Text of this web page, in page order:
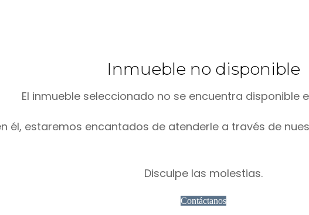
Inmueble no disponible
El inmueble seleccionado no se encuentra disponible
él, estaremos encantados de atenderle a través de
Disculpe las molestias.
Contáctanos